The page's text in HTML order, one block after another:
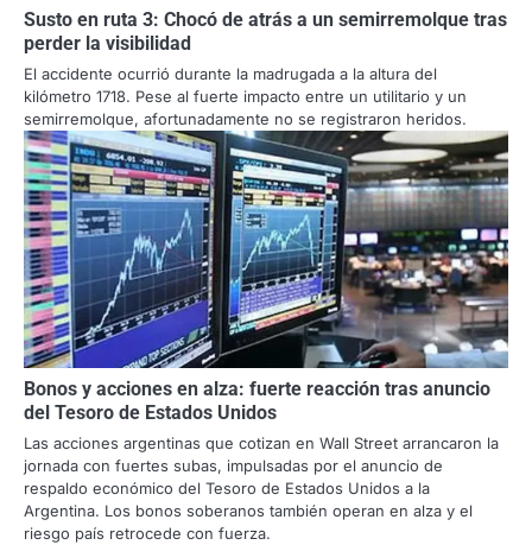
Susto en ruta 3: Chocó de atrás a un semirremolque tras
perder la visibilidad
El accidente ocurrió durante la madrugada a la altura del
kilómetro 1718. Pese al fuerte impacto entre un utilitario y un
semirremolque, afortunadamente no se registraron heridos.
Bonos y acciones en alza: fuerte reacción tras anuncio
del Tesoro de Estados Unidos
Las acciones argentinas que cotizan en Wall Street arrancaron la
jornada con fuertes subas, impulsadas por el anuncio de
respaldo económico del Tesoro de Estados Unidos a la
Argentina. Los bonos soberanos también operan en alza y el
riesgo país retrocede con fuerza.